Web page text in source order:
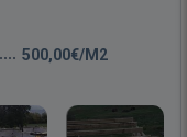
500,00€/M2